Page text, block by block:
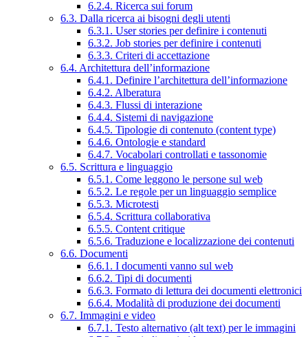
6.2.4. Ricerca sui forum
6.3. Dalla ricerca ai bisogni degli utenti
6.3.1. User stories per definire i contenuti
6.3.2. Job stories per definire i contenuti
6.3.3. Criteri di accettazione
6.4. Architettura dell’informazione
6.4.1. Definire l’architettura dell’informazione
6.4.2. Alberatura
6.4.3. Flussi di interazione
6.4.4. Sistemi di navigazione
6.4.5. Tipologie di contenuto (content type)
6.4.6. Ontologie e standard
6.4.7. Vocabolari controllati e tassonomie
6.5. Scrittura e linguaggio
6.5.1. Come leggono le persone sul web
6.5.2. Le regole per un linguaggio semplice
6.5.3. Microtesti
6.5.4. Scrittura collaborativa
6.5.5. Content critique
6.5.6. Traduzione e localizzazione dei contenuti
6.6. Documenti
6.6.1. I documenti vanno sul web
6.6.2. Tipi di documenti
6.6.3. Formato di lettura dei documenti elettronici
6.6.4. Modalità di produzione dei documenti
6.7. Immagini e video
6.7.1. Testo alternativo (alt text) per le immagini